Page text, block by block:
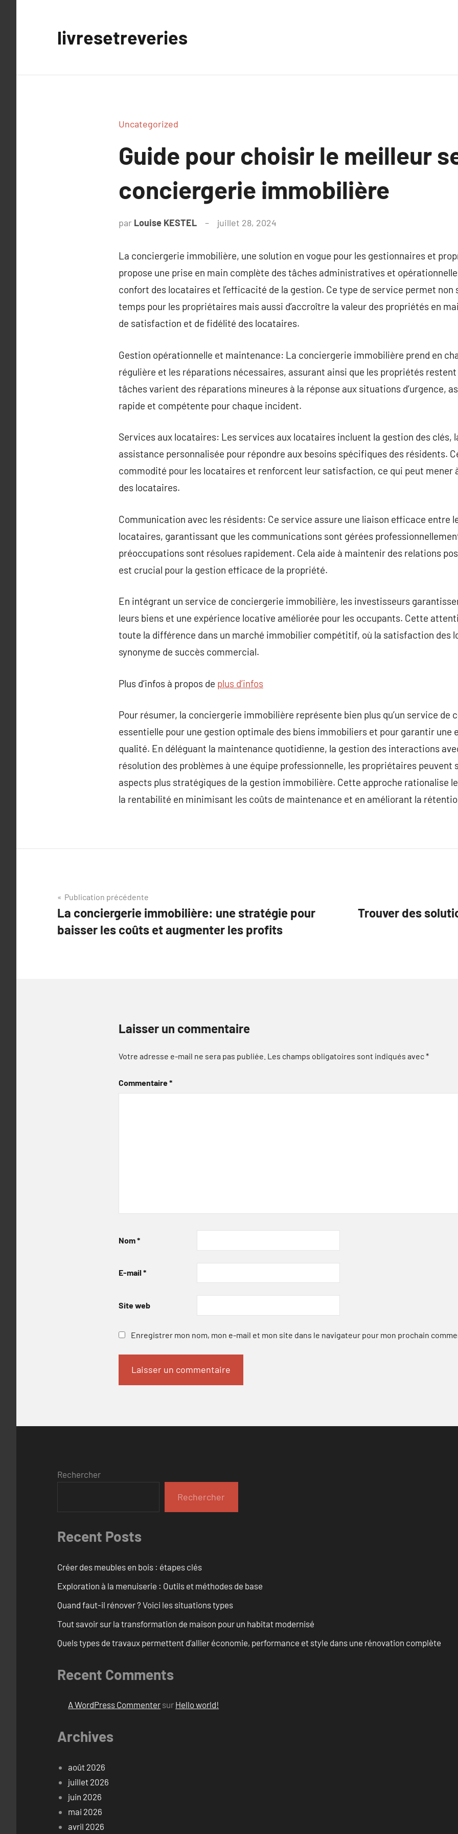
livresetreveries
Uncategorized
Guide pour choisir le meilleur
conciergerie immobilière
par Louise KESTEL juillet 28, 2024
La conciergerie immobilière, une solution en vogue pour les gestionnaires et
propose une prise en main complète des tâches administratives et
confort des locataires et l’efficacité de la gestion. Ce type de service permet non
temps pour les propriétaires mais aussi d’accroître la valeur des propriétés en
de satisfaction et de fidélité des locataires.
Gestion opérationnelle et maintenance: La conciergerie immobilière prend en
régulière et les réparations nécessaires, assurant ainsi que les propriétés
tâches varient des réparations mineures à la réponse aux situations d’urgence,
rapide et compétente pour chaque incident.
Services aux locataires: Les services aux locataires incluent la gestion des clés,
assistance personnalisée pour répondre aux besoins spécifiques des résidents.
commodité pour les locataires et renforcent leur satisfaction, ce qui peut mener
des locataires.
Communication avec les résidents: Ce service assure une liaison efficace entre
locataires, garantissant que les communications sont gérées
préoccupations sont résolues rapidement. Cela aide à maintenir des relations
est crucial pour la gestion efficace de la propriété.
En intégrant un service de conciergerie immobilière, les investisseurs
leurs biens et une expérience locative améliorée pour les occupants. Cette
toute la différence dans un marché immobilier compétitif, où la satisfaction des
synonyme de succès commercial.
Plus d’infos à propos de plus d’infos
Pour résumer, la conciergerie immobilière représente bien plus qu’un service de
essentielle pour une gestion optimale des biens immobiliers et pour garantir une
qualité. En déléguant la maintenance quotidienne, la gestion des interactions
résolution des problèmes à une équipe professionnelle, les propriétaires peuvent
aspects plus stratégiques de la gestion immobilière. Cette approche rationalise
la rentabilité en minimisant les coûts de maintenance et en améliorant la
Navigation
de
l’article
Publication précédente
La conciergerie immobilière: une stratégie pour
baisser les coûts et augmenter les profits
Trouver des
Laisser un commentaire
Votre adresse e-mail ne sera pas publiée. Les champs obligatoires sont indiqués avec*
Commentaire*
Nom*
E-mail *
Site web
Enregistrer mon nom, mon e-mail et mon site dans le navigateur pour mon prochain
Rechercher
Rechercher
Recent Posts
Créer des meubles en bois : étapes clés
Exploration à la menuiserie : Outils et méthodes de base
Quand faut-il rénover ? Voici les situations types
Tout savoir sur la transformation de maison pour un habitat modernisé
Quels types de travaux permettent d’allier économie, performance et style dans une rénovation complète
Recent Comments
A WordPress Commenter sur Hello world!
Archives
août 2026
juillet 2026
juin 2026
mai 2026
avril 2026